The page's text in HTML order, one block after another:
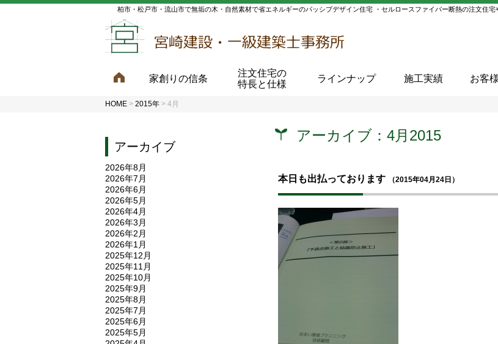
柏市・松戸市・流山市で無垢の木・自然素材で省エネルギーのパッシブデザイン住宅 ・セルロースファイバー断熱の注文住
家創りの信条
注文住宅の
特長と仕様
ラインナップ 施工実績 お客
HOME > 2015年 > 4月
アーカイブ：4月2015
本日も出払っております （2015年04月24日）
アーカイブ
2026年8月
2026年7月
2026年6月
2026年5月
2026年4月
2026年3月
2026年2月
2026年1月
2025年12月
2025年11月
2025年10月
2025年9月
2025年8月
2025年7月
2025年6月
2025年5月